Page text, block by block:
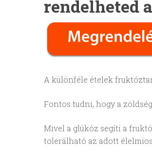
rendelheted
A különféle ételek
Fontos tudni, hogy a
Mivel a glúkóz segíti a
tolerálható az adott